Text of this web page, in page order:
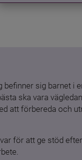
sig barnet i
ska vara
att förbereda och
för att ge stöd